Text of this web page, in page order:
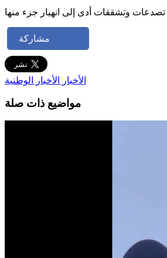
مشاركة
الأخبار الأخبار الوطنية
مواضيع ذات صلة